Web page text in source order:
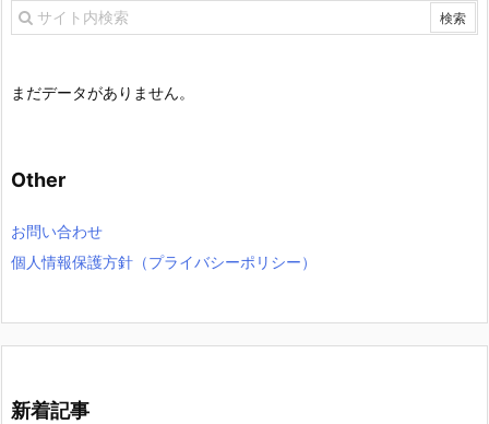
まだデータがありません。
Other
お問い合わせ
個人情報保護方針（プライバシーポリシー）
新着記事